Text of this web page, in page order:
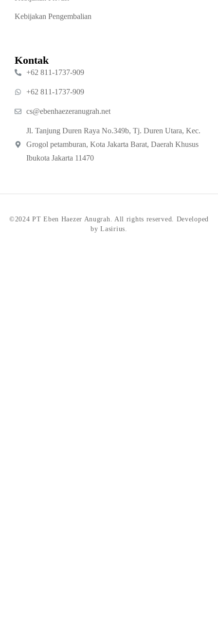
Kebijakan Pengembalian
Kontak
‪+62 811‑1737‑909‬
‪+62 811‑1737‑909‬
cs@ebenhaezeranugrah.net
Jl. Tanjung Duren Raya No.349b, Tj. Duren Utara, Kec.
Grogol petamburan, Kota Jakarta Barat, Daerah Khusus
Ibukota Jakarta 11470
©2024 PT Eben Haezer Anugrah. All rights reserved. Developed
by Lasirius.